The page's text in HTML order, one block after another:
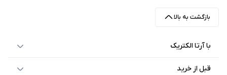
بازگشت به بالا
با آرتا الکتریک
قبل از خرید